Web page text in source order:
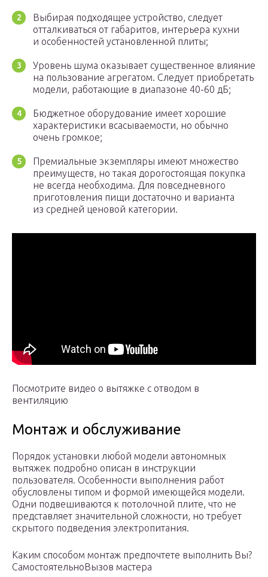
Выбирая подходящее устройство, следует
отталкиваться от габаритов, интерьера кухни
и особенностей установленной плиты;
Уровень шума оказывает существенное влияние
на пользование агрегатом. Следует приобретать
модели, работающие в диапазоне 40-60 дБ;
Бюджетное оборудование имеет хорошие
характеристики всасываемости, но обычно
очень громкое;
Премиальные экземпляры имеют множество
преимуществ, но такая дорогостоящая покупка
не всегда необходима. Для повседневного
приготовления пищи достаточно и варианта
из средней ценовой категории.
Посмотрите видео о вытяжке с отводом в
вентиляцию
Монтаж и обслуживание
Порядок установки любой модели автономных
вытяжек подробно описан в инструкции
пользователя. Особенности выполнения работ
обусловлены типом и формой имеющейся модели.
Одни подвешиваются к потолочной плите, что не
представляет значительной сложности, но требует
скрытого подведения электропитания.
Каким способом монтаж предпочтете выполнить Вы?
СамостоятельноВызов мастера